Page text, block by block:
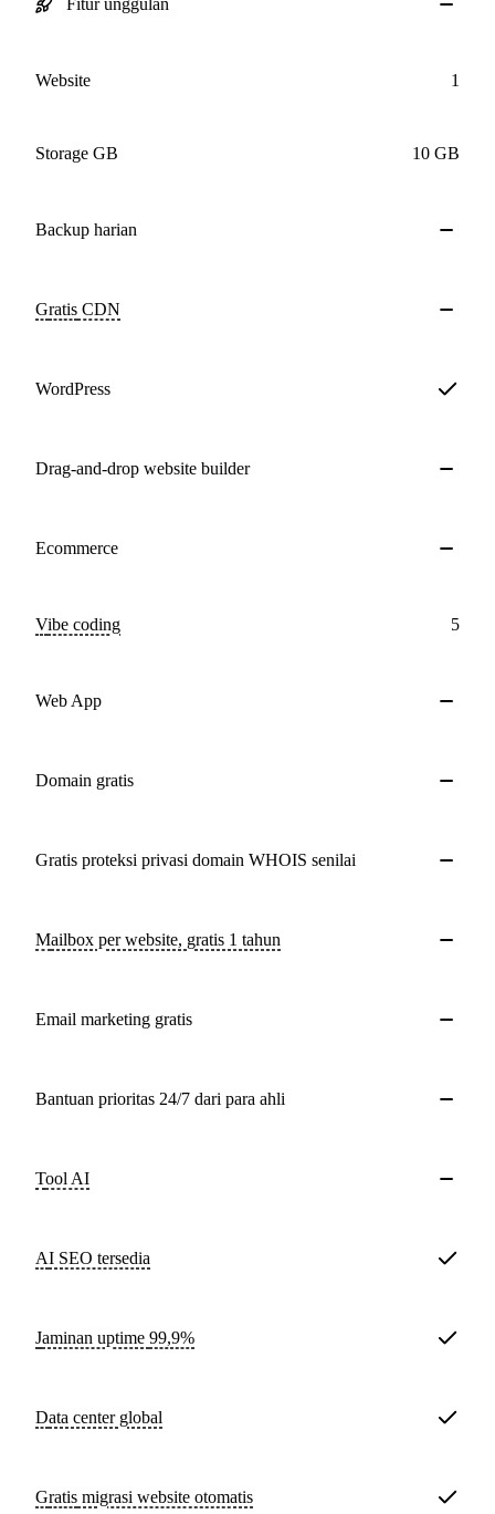
Fitur unggulan
Website 1
Storage GB 10 GB
Backup harian
Gratis CDN
WordPress
Drag-and-drop website builder
Ecommerce
Vibe coding 5
Web App
Domain gratis
Gratis proteksi privasi domain WHOIS senilai
Mailbox per website, gratis 1 tahun
Email marketing gratis
Bantuan prioritas 24/7 dari para ahli
Tool AI
AI SEO tersedia
Jaminan uptime 99,9%
Data center global
Gratis migrasi website otomatis